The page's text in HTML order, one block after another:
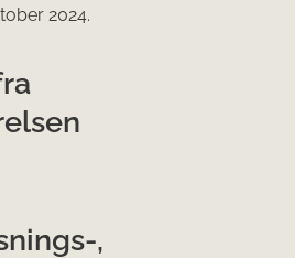
2024.​
,